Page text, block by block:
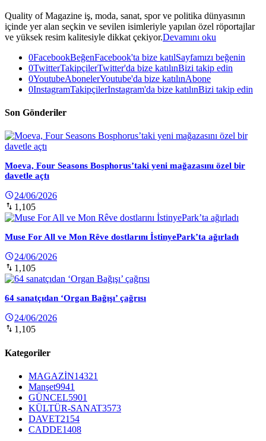
Quality of Magazine iş, moda, sanat, spor ve politika dünyasının
içinde yer alan seçkin ve sevilen isimleriyle yapılan özel röportajlar
ve yüksek resim kalitesiyle dikkat çekiyor.Devamını oku
0FacebookBeğenFacebook'ta bize katılSayfamızı beğenin
0TwitterTakipçilerTwitter'da bize katılınBizi takip edin
0YoutubeAbonelerYoutube'da bize katılınAbone
0InstagramTakipçilerInstagram'da bize katılınBizi takip edin
Son Gönderiler
Moeva, Four Seasons Bosphorus’taki yeni mağazasını özel bir
davetle açtı
24/06/2026
1,105
Muse For All ve Mon Rêve dostlarını İstinyePark’ta ağırladı
24/06/2026
1,105
64 sanatçıdan ‘Organ Bağışı’ çağrısı
24/06/2026
1,105
Kategoriler
MAGAZİN14321
Manşet9941
GÜNCEL5901
KÜLTÜR-SANAT3573
DAVET2154
CADDE1408